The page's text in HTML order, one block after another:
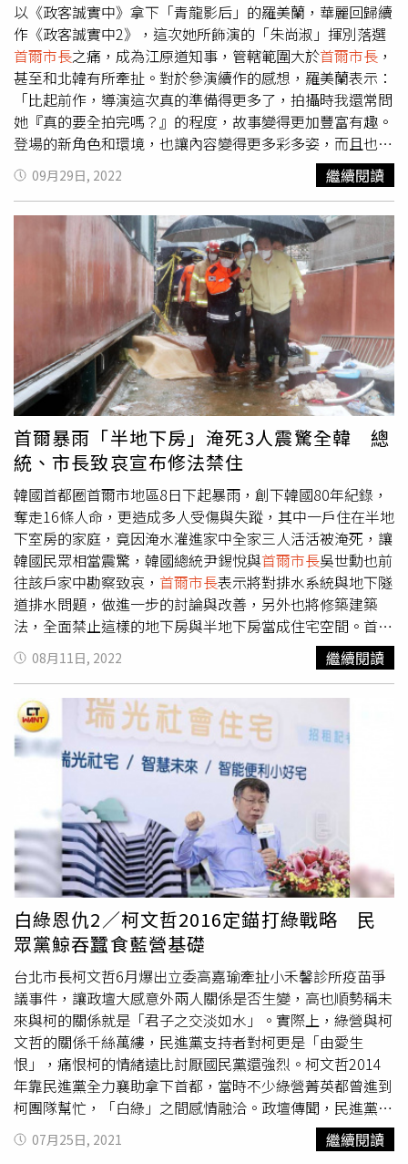
以《政客誠實中》拿下「青龍影后」的羅美蘭，華麗回歸續
作《政客誠實中2》，這次她所飾演的「朱尚淑」揮別落選
首爾市長之痛，成為江原道知事，管轄範圍大於首爾市長 ，
甚至和北韓有所牽扯。對於參演續作的感想，羅美蘭表示：
「比起前作，導演這次真的準備得更多了，拍攝時我還常問
她『真的要全拍完嗎？』的程度，故事變得更加豐富有趣。
登場的新角色和環境，也讓內容變得更多彩多姿，而且也更
加爆笑了，相信我們一定能讓觀眾們笑破肚皮。」「韓國喜
劇女王」羅美蘭以《政客誠實中》榮獲青龍影后獎座時，引
起極大的話題，因為以喜劇獲得女主角獎是很少見的，因此
也讓觀眾對於續作抱持更多期待。羅美蘭在媒體試映會上表
示：「其實我在拍攝前作《政客誠實中》時很沒有自信，壓
力很大，但沒想到卻能受到大家的喜愛，真的很感謝！」說
完這段話後，羅美蘭忍不住淚灑現場，一旁的金武烈也拍拍
她的肩膀安慰她。對於參與續作的感想，羅美蘭也坦言：
「壓力更大了，但覺得非我不可，責任感也愈來愈重，希望
能帶給觀眾更多歡笑。」曾以《一起吃飯吧》、《具必秀不
在》等作展現逗趣演技的「Highlight」隊長尹斗俊，這次飾
演財力雄厚的建築公司CEO，將展露前所未見的冷酷面貌，
導演表示：「尹斗俊演員很認真地準備這個角色，他說這是
他從未詮釋過的角色，因此非常用心地準備，讓我很感
動！」電影10月7日（週五）在台上映。尹斗俊（右）飾演
財力雄厚的建築公司CEO，將展露前所未見的冷酷面貌。
（圖／車庫提供）
09月29日, 2022 繼續閱讀
首爾暴雨「半地下房」淹死3人震驚全韓 總
統、市長致哀宣布修法禁住
韓國首都圈首爾市地區8日下起暴雨，創下韓國80年紀錄，
奪走16條人命，更造成多人受傷與失蹤，其中一戶住在半地
下室房的家庭，竟因淹水灌進家中全家三人活活被淹死，讓
韓國民眾相當震驚，韓國總統尹錫悅與首爾市長吳世勳也前
往該戶家中勘察致哀， 首爾市長表示將對排水系統與地下隧
道排水問題，做進一步的討論與改善，另外也將修築建築
法，全面禁止這樣的地下房與半地下房當成住宅空間。首爾
南部滿目瘡痍，有住家前馬路更是直接坍陷。（圖／翻攝自
吳世勳IG）半地下房（陽光屋）的一家三口悲劇震驚全韓
國，多名藝人與政治人物發文表示悲痛，據《韓聯社》報
導，10日韓國總統與首爾市長代表政府向遇難者致哀，並向
受災民眾道歉，尹錫悅也要求首爾市長提出對策，首爾市長
則表示將修法禁止居住這樣的半地下房或地下室。首爾市政
府表示，自本週起將不再核發這類住宅的建築許可，並要求
現有住宅型態轉換，給與公寓業者20年的時間，將這些地下
室或半地下房改為倉庫或停車場等，另外也將在未來10年投
入1.5兆韓元（約台幣345億）的預算來改善排水系統，不再
讓這樣的悲劇發生。地基被掏空，一旁民宅也變得危險。
（圖／翻攝自吳世勳IG）除了首爾市新林洞的半地下房洪水
灌入導致一家三口無法逃生，家中溺斃的狀況外，瑞草洞也
發生一名40多歲的男子，跌入公車站旁的下水溝中溺斃，認
為是大雨時被捲入下水溝中，而當時和他一起的50多歲姐姐
至今仍未被找到。半地下房在首爾截至2020年，約有20萬
間地下室或半地下室的住家，在知名電影《寄生上流》中，
也有演過這樣的劇情，電影中一樣遇到洪水狀況，窮人住的
地方都被水淹沒，因此集中到體育館避難，回家還要收拾被
水淹沒的家，不只在韓國有這樣的住宅，台灣也有不少地下
室與半地下室的住宅，由於房價或租金較便宜，吸引不少民
眾入住。
08月11日, 2022 繼續閱讀
白綠恩仇2／柯文哲2016定錨打綠戰略 民
眾黨鯨吞蠶食藍營基礎
台北市長柯文哲6月爆出立委高嘉瑜牽扯小禾馨診所疫苗爭
議事件，讓政壇大感意外兩人關係是否生變，高也順勢稱未
來與柯的關係就是「君子之交淡如水」。實際上，綠營與柯
文哲的關係千絲萬縷，民進黨支持者對柯更是「由愛生
恨」，痛恨柯的情緒遠比討厭國民黨還強烈。柯文哲2014
年靠民進黨全力襄助拿下首都，當時不少綠營菁英都曾進到
柯團隊幫忙，「白綠」之間感情融洽。政壇傳聞，民進黨那
年想先攻下國民黨長期執政的台北市，為2016年總統大選
打下勝選基礎；因此蔡英文幕僚早在好幾年前即帶隊到韓國
07月25日, 2021 繼續閱讀